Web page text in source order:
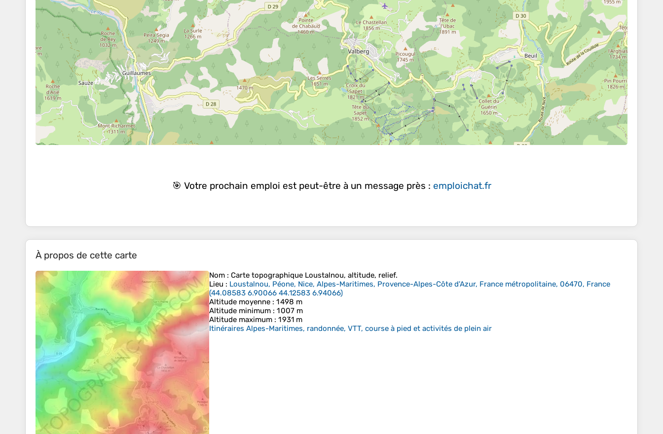
🎯 Votre prochain emploi est peut-être à un message près : emploichat.fr
À propos de cette carte
Nom : Carte topographique Loustalnou, altitude, relief.
Lieu : Loustalnou, Péone, Nice, Alpes-Maritimes, Provence-Alpes-Côte d'Azur, France métropolitaine, 06470, France
(44.08583 6.90066 44.12583 6.94066)
Altitude moyenne : 1 498 m
Altitude minimum : 1 007 m
Altitude maximum : 1 931 m
Itinéraires Alpes-Maritimes, randonnée, VTT, course à pied et activités de plein air